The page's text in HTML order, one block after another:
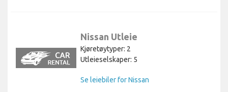
Nissan Utleie
Kjøretøytyper: 2
Utleieselskaper: 5
Se leiebiler for Nissan